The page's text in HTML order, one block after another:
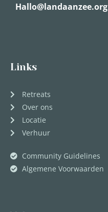
Hallo@landaanzee.org
Links
Retreats
Over ons
Locatie
Verhuur
Community Guidelines
Algemene Voorwaarden